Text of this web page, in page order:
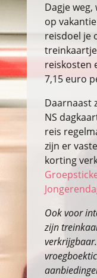
Dagje weg,
op
reisdoel je
reiskosten
7,15 euro
Daarnaast
NS
reis
zijn er
korting
Ook voor
zijn